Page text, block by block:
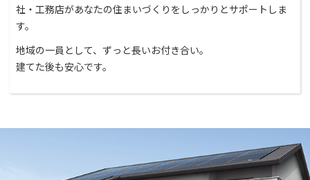
社・工務店があなたの住まいづくりをしっかりとサポートしま
す。
地域の一員として、ずっと長いお付き合い。
建てた後も安心です。